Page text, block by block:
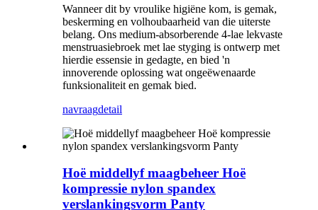
Wanneer dit by vroulike higiëne kom, is gemak,
beskerming en volhoubaarheid van die uiterste
belang. Ons medium-absorberende 4-lae lekvaste
menstruasiebroek met lae styging is ontwerp met
hierdie essensie in gedagte, en bied 'n
innoverende oplossing wat ongeëwenaarde
funksionaliteit en gemak bied.
navraagdetail
Hoë middellyf maagbeheer Hoë
kompressie nylon spandex
verslankingsvorm Panty